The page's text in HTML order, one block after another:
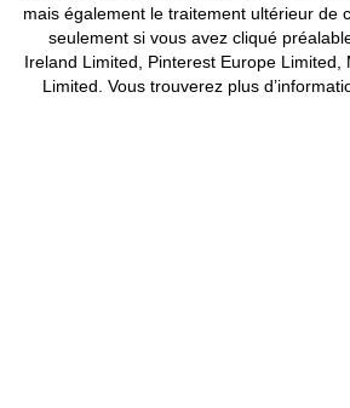
mais également le traitement ultérieur de
seulement si vous avez cliqué
Ireland Limited, Pinterest Europe
Limited. Vous trouverez plus